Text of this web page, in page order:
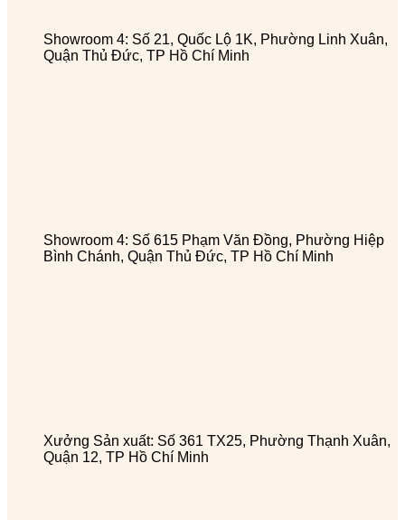
Showroom 4: Số 21, Quốc Lộ 1K, Phường Linh Xuân,
Quận Thủ Đức, TP Hồ Chí Minh
Showroom 4: Số 615 Phạm Văn Đồng, Phường Hiệp
Bình Chánh, Quận Thủ Đức, TP Hồ Chí Minh
Xưởng Sản xuất: Số 361 TX25, Phường Thạnh Xuân,
Quận 12, TP Hồ Chí Minh